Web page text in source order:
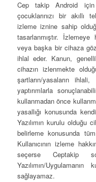
Cep takip Android için
çocuklarınızı bir akıllı
izleme iznine sahip
tasarlanmıştır.
veya başka bir cihaza
ihlal eder. Kanun,
cihazın izlenmekte
şartların/yasaların
yaptırımlarla
kullanmadan önce
yasallığı konusunda kendi
Yazılımın kurulu olduğu
belirleme konusunda
Kullanıcının izleme
seçerse Ceptakip
Yazılımın/
sağlayamaz.